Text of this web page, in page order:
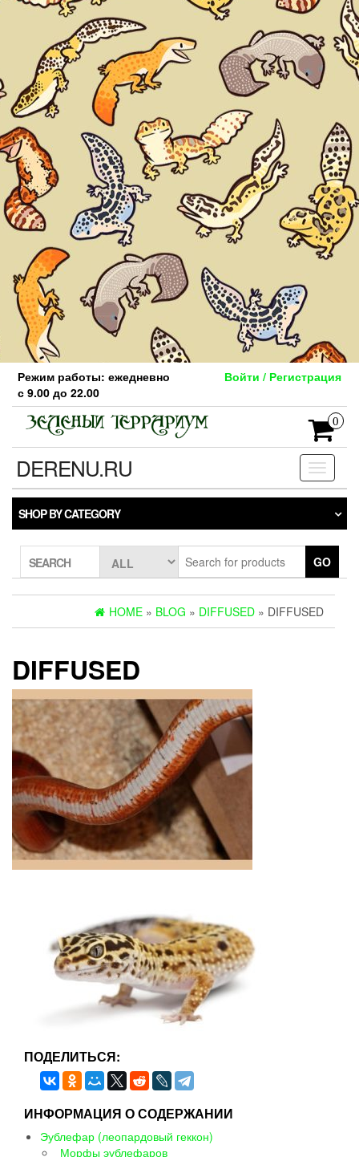
Skip
the
content
Режим работы: ежедневно
с 9.00 до 22.00
Войти / Регистрация
0
Toggle
DERENU.RU
SHOP BY CATEGORY
SEARCH GO
HOME » BLOG » DIFFUSED » DIFFUSED
DIFFUSED
ПОДЕЛИТЬСЯ:
ИНФОРМАЦИЯ О СОДЕРЖАНИИ
Эублефар (леопардовый геккон)
Морфы эублефаров